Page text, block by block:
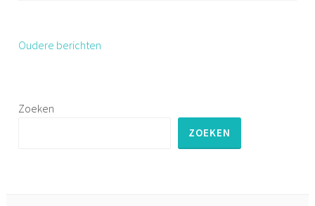
g
e
Berichten
Oudere berichten
Zoeken
ZOEKEN